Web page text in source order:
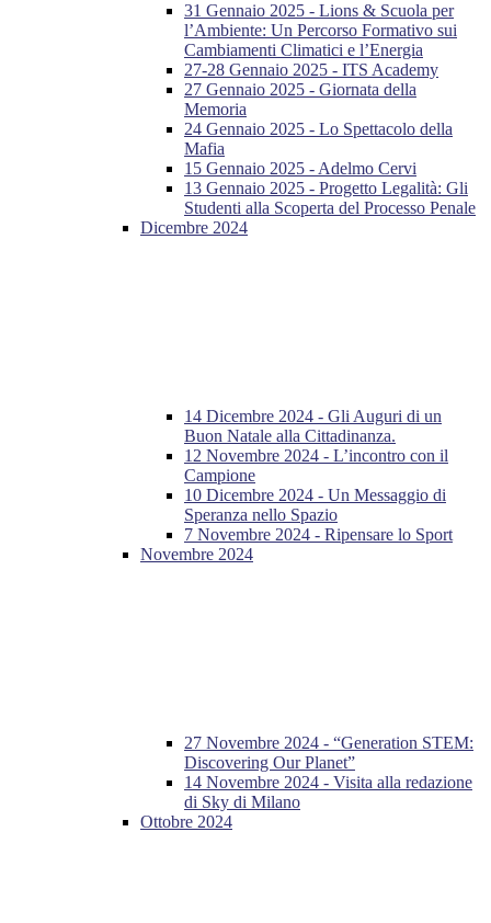
31 Gennaio 2025 - Lions & Scuola per
l’Ambiente: Un Percorso Formativo sui
Cambiamenti Climatici e l’Energia
27-28 Gennaio 2025 - ITS Academy
27 Gennaio 2025 - Giornata della
Memoria
24 Gennaio 2025 - Lo Spettacolo della
Mafia
15 Gennaio 2025 - Adelmo Cervi
13 Gennaio 2025 - Progetto Legalità: Gli
Studenti alla Scoperta del Processo Penale
Dicembre 2024
14 Dicembre 2024 - Gli Auguri di un
Buon Natale alla Cittadinanza.
12 Novembre 2024 - L’incontro con il
Campione
10 Dicembre 2024 - Un Messaggio di
Speranza nello Spazio
7 Novembre 2024 - Ripensare lo Sport
Novembre 2024
27 Novembre 2024 - “Generation STEM:
Discovering Our Planet”
14 Novembre 2024 - Visita alla redazione
di Sky di Milano
Ottobre 2024